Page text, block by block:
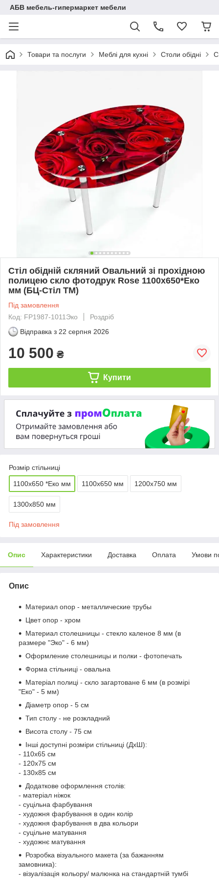
АБВ мебель-гипермаркет мебели
Товари та послуги Меблі для кухні Столи обідні
Стіл обідній скляний Овальний зі прохідною
полицею скло фотодрук Rose 1100х650*Еко
мм (БЦ-Стіл ТМ)
Під замовлення
Код: FP1987-1011Эко
Роздріб
Відправка з 22 серпня 2026
10 500 ₴
Купити
Розмір стільниці
1100х650 *Еко мм 1100х650 мм 1200х750 мм
1300х850 мм
Під замовлення
Опис Характеристики Доставка Оплата Умови
Опис
Материал опор - металлические трубы
Цвет опор - хром
Материал столешницы - стекло каленое 8 мм (в
размере "Эко" - 6 мм)
Оформление столешницы и полки - фотопечать
Форма стільниці - овальна
Матеріал полиці - скло загартоване 6 мм (в розмірі
"Еко" - 5 мм)
Діаметр опор - 5 см
Тип столу - не розкладний
Висота столу - 75 см
Інші доступні розміри стільниці (ДхШ):
- 110х65 см
- 120х75 см
- 130х85 см
Додаткове оформлення столів:
- матеріал ніжок
- суцільна фарбування
- художня фарбування в один колір
- художня фарбування в два кольори
- суцільне матування
- художнє матування
Розробка візуального макета (за бажанням
замовника):
- візуалізація кольору/ малюнка на стандартній тумбі